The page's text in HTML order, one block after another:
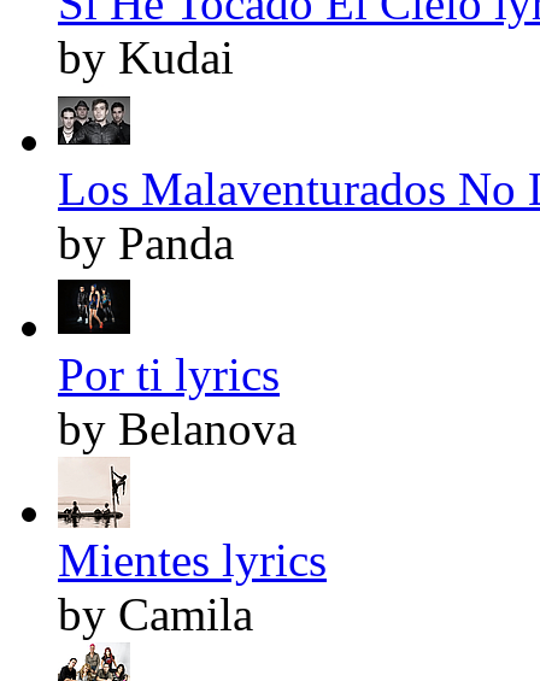
by Kudai
Los Malaventurados No
by Panda
Por ti lyrics
by Belanova
Mientes lyrics
by Camila